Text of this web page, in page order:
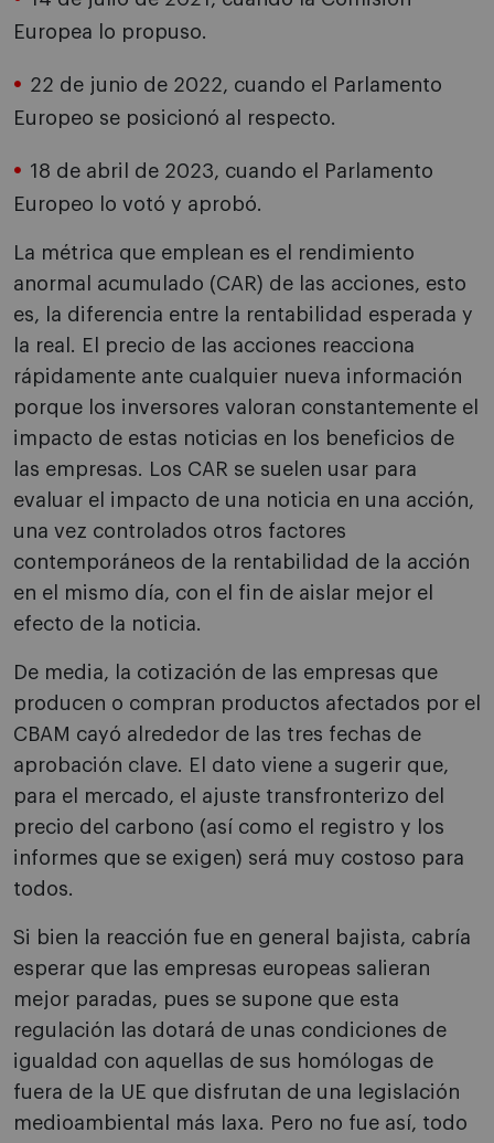
Europea lo propuso.
22 de junio de 2022, cuando el Parlamento
Europeo se posicionó al respecto.
18 de abril de 2023, cuando el Parlamento
Europeo lo votó y aprobó.
La métrica que emplean es el rendimiento
anormal acumulado (CAR) de las acciones, esto
es, la diferencia entre la rentabilidad esperada y
la real. El precio de las acciones reacciona
rápidamente ante cualquier nueva información
porque los inversores valoran constantemente el
impacto de estas noticias en los beneficios de
las empresas. Los CAR se suelen usar para
evaluar el impacto de una noticia en una acción,
una vez controlados otros factores
contemporáneos de la rentabilidad de la acción
en el mismo día, con el fin de aislar mejor el
efecto de la noticia.
De media, la cotización de las empresas que
producen o compran productos afectados por el
CBAM cayó alrededor de las tres fechas de
aprobación clave. El dato viene a sugerir que,
para el mercado, el ajuste transfronterizo del
precio del carbono (así como el registro y los
informes que se exigen) será muy costoso para
todos.
Si bien la reacción fue en general bajista, cabría
esperar que las empresas europeas salieran
mejor paradas, pues se supone que esta
regulación las dotará de unas condiciones de
igualdad con aquellas de sus homólogas de
fuera de la UE que disfrutan de una legislación
medioambiental más laxa. Pero no fue así, todo